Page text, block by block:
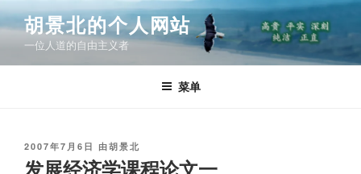
跳
至
容
胡景北的个人网站
一位人道的自由主义者
菜单
发
布
2007年7月6日 由胡景北